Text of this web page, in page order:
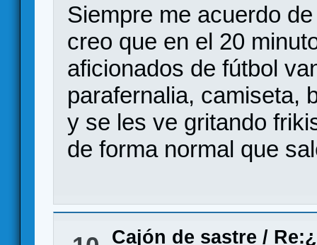
Siempre me acuerdo
creo que en el 20
aficionados de fútbol
parafernalia, camiseta,
y se les ve gritando
de forma normal que
Cajón de sastre /